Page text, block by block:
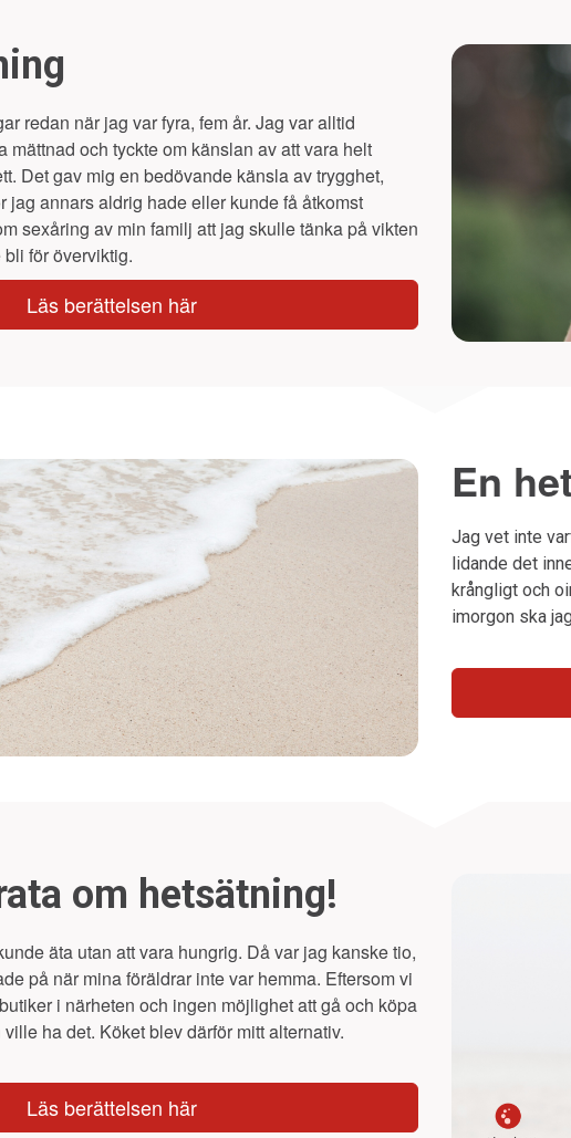
redan när jag var fyra, fem år. Jag var alltid
mättnad och tyckte om känslan av att vara helt
Det gav mig en bedövande känsla av trygghet,
jag annars aldrig hade eller kunde få åtkomst
sexåring av min familj att jag skulle tänka på vikten
för överviktig.
Läs berättelsen här
En
Jag vet inte
lidande det
krångligt och
imorgon ska
om hetsätning!
äta utan att vara hungrig. Då var jag kanske tio,
på när mina föräldrar inte var hemma. Eftersom vi
i närheten och ingen möjlighet att gå och köpa
ha det. Köket blev därför mitt alternativ.
Läs berättelsen här